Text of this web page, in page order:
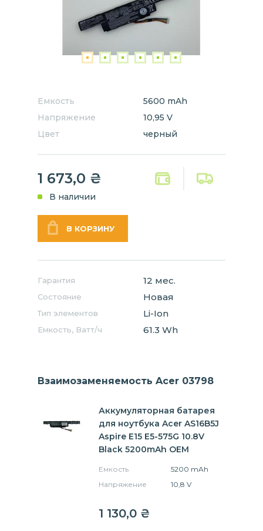
Емкость
5600 mAh
Напряжение
10,95 V
Цвет
черный
1 673,0 ₴
В наличии
Гарантия 12 мес.
Состояние Новая
Тип элементов Li-Ion
Емкость, Ватт/ч 61.3 Wh
Взаимозаменяемость Acer 03798
Аккумуляторная батарея
для ноутбука Acer AS16B5J
Aspire E15 E5-575G 10.8V
Black 5200mAh OEM
Емкость
5200 mAh
Напряжение
10,8 V
1 130,0 ₴